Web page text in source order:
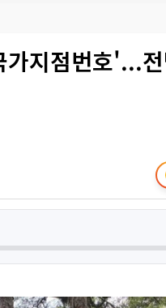
지점번호'...